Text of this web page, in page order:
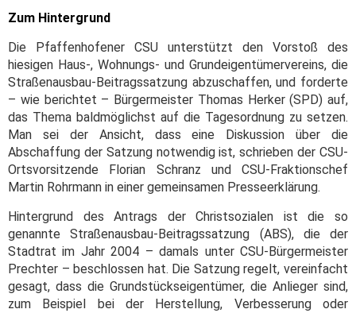
Zum Hintergrund
Die Pfaffenhofener CSU unterstützt den Vorstoß des
hiesigen Haus-, Wohnungs- und Grundeigentümervereins, die
Straßenausbau-Beitragssatzung abzuschaffen, und forderte
– wie berichtet – Bürgermeister Thomas Herker (SPD) auf,
das Thema baldmöglichst auf die Tagesordnung zu setzen.
Man sei der Ansicht, dass eine Diskussion über die
Abschaffung der Satzung notwendig ist, schrieben der CSU-
Ortsvorsitzende Florian Schranz und CSU-Fraktionschef
Martin Rohrmann in einer gemeinsamen Presseerklärung.
Hintergrund des Antrags der Christsozialen ist die so
genannte Straßenausbau-Beitragssatzung (ABS), die der
Stadtrat im Jahr 2004 – damals unter CSU-Bürgermeister
Prechter – beschlossen hat. Die Satzung regelt, vereinfacht
gesagt, dass die Grundstückseigentümer, die Anlieger sind,
zum Beispiel bei der Herstellung, Verbesserung oder